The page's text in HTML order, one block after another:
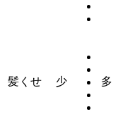
髪くせ 少 多